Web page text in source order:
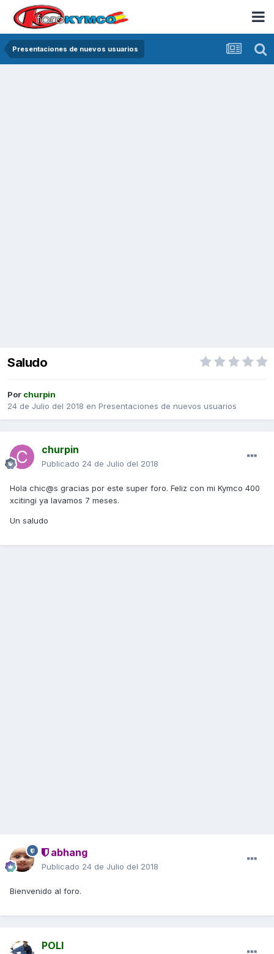
Presentaciones de nuevos usuarios
Saludo
Por churpin
24 de Julio del 2018 en Presentaciones de nuevos usuarios
churpin
Publicado 24 de Julio del 2018
Hola chic@s gracias por este super foro. Feliz con mi Kymco 400
xcitingi ya lavamos 7 meses.
Un saludo
abhang
Publicado 24 de Julio del 2018
Bienvenido al foro.
POLI